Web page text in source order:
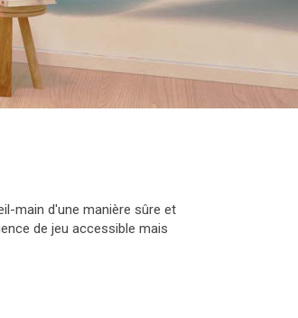
main d'une manière sûre et
de jeu accessible mais